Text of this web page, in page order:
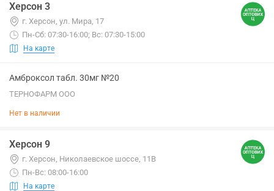
Херсон 3
г. Херсон, ул. Мира, 17
Пн-Сб: 07:30-16:00; Вс: 07:30-15:00
На карте
Амброксол табл. 30мг №20
ТЕРНОФАРМ ООО
Нет в наличии
Херсон 9
г. Херсон, Николаевское шоссе, 11В
Пн-Вс: 08:00-16:00
На карте